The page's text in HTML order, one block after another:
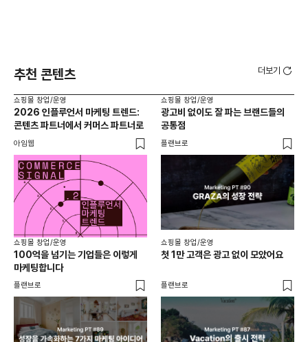
추천 콘텐츠 더보기
쇼핑몰 창업/운영
2026 인플루언서 마케팅 트렌드:
콘텐츠 파트너에서 커머스 파트너로
아임웹
쇼핑몰 창업/운영
광고비 없이도 잘 파는 브랜드들의
공통점
플랜브로
쇼핑몰 창업/운영
100억을 넘기는 기업들은 이렇게
마케팅합니다
플랜브로
쇼핑몰 창업/운영
첫 1만 고객은 광고 없이 모았어요
플랜브로